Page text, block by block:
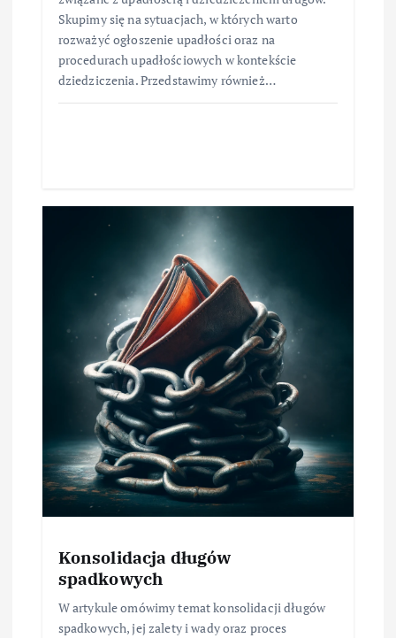
Skupimy się na sytuacjach, w których warto
rozważyć ogłoszenie upadłości oraz na
procedurach upadłościowych w kontekście
dziedziczenia. Przedstawimy również…
Konsolidacja długów
spadkowych
W artykule omówimy temat konsolidacji długów
spadkowych, jej zalety i wady oraz proces